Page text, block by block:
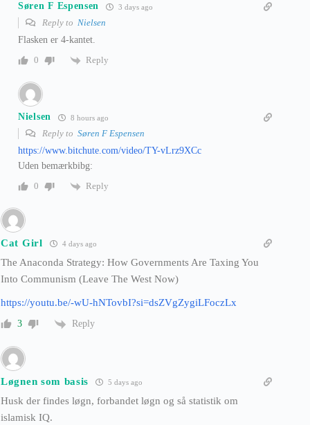
Søren F Espensen 3 days ago
Reply to Nielsen
Flasken er 4-kantet.
0
Reply
Nielsen 8 hours ago
Reply to Søren F Espensen
https://www.bitchute.com/video/TY-vLrz9XCc
Uden bemærkbibg:
0
Reply
Cat Girl 4 days ago
The Anaconda Strategy: How Governments Are Taxing You
Into Communism (Leave The West Now)
https://youtu.be/-wU-hNTovbI?si=dsZVgZygiLFoczLx
3 Reply
Løgnen som basis 5 days ago
Husk der findes løgn, forbandet løgn og så statistik om
islamisk IQ.